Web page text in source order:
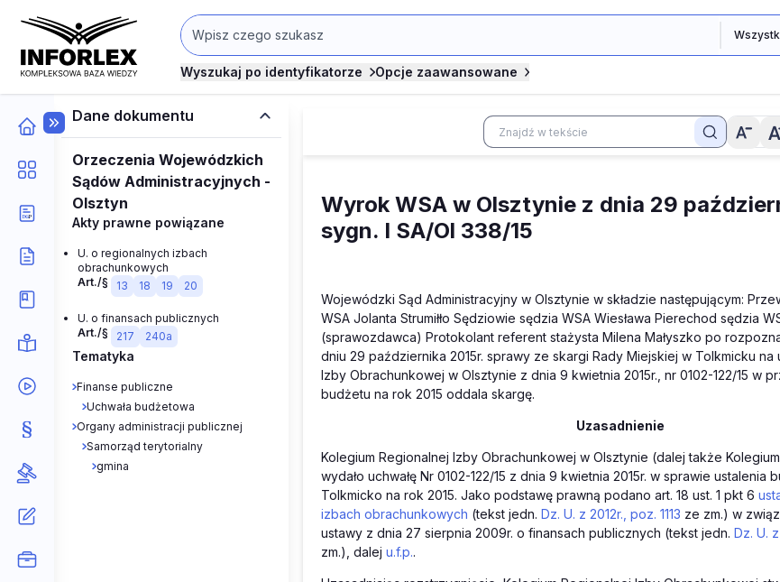
Wyszukaj po identyfikatorze Opcje zaawansowane
Dane dokumentu
Orzeczenia Wojewódzkich
Sądów Administracyjnych -
Olsztyn
Akty prawne powiązane
U. o regionalnych izbach
obrachunkowych
Art./§
13 18 19 20
U. o finansach publicznych
Art./§
217 240a
Tematyka
Finanse publiczne
Uchwała budżetowa
Organy administracji publicznej
Samorząd terytorialny
gmina
Wyrok WSA w Olsztynie z dnia 29
sygn. I SA/Ol 338/15
Wojewódzki Sąd Administracyjny w Olsztynie w składzie następującym:
WSA Jolanta Strumiłło Sędziowie sędzia WSA Wiesława Pierechod sędzia
(sprawozdawca) Protokolant referent stażysta Milena Małyszko po
dniu 29 października 2015r. sprawy ze skargi Rady Miejskiej w Tolkmicku na
Izby Obrachunkowej w Olsztynie z dnia 9 kwietnia 2015r., nr 0102-122/15 w
budżetu na rok 2015 oddala skargę.
Uzasadnienie
Kolegium Regionalnej Izby Obrachunkowej w Olsztynie (dalej także
wydało uchwałę Nr 0102-122/15 z dnia 9 kwietnia 2015r. w sprawie ustalenia
Tolkmicko na rok 2015. Jako podstawę prawną podano art. 18 ust. 1 pkt 6
izbach obrachunkowych (tekst jedn. Dz. U. z 2012r., poz. 1113 ze zm.) w
ustawy z dnia 27 sierpnia 2009r. o finansach publicznych (tekst jedn. Dz. U.
zm.), dalej u.f.p..